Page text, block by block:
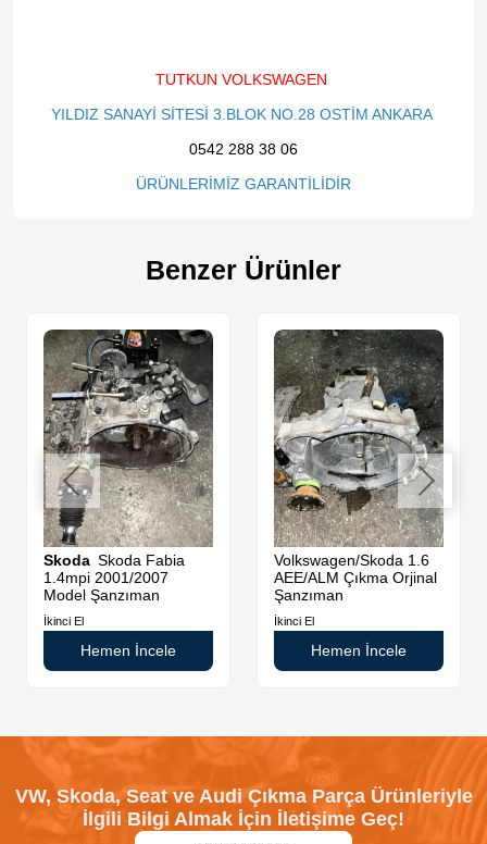
TUTKUN VOLKSWAGEN
YILDIZ SANAYİ SİTESİ 3.BLOK NO.28 OSTİM ANKARA
0542 288 38 06
ÜRÜNLERİMİZ GARANTİLİDİR
Benzer Ürünler
Skoda
1.4mpi 2001/2007
Model Şanzıman
İkinci El
Hemen İncele
Volkswagen/Skoda 1.6
AEE/ALM Çıkma Orjinal
Şanzıman
İkinci El
Hemen İncele
VW, Skoda, Seat ve Audi Çıkma Parça Ürünleriyle
İlgili Bilgi Almak İçin İletişime Geç!